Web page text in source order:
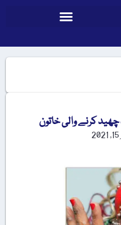
کرنے والی خاتون